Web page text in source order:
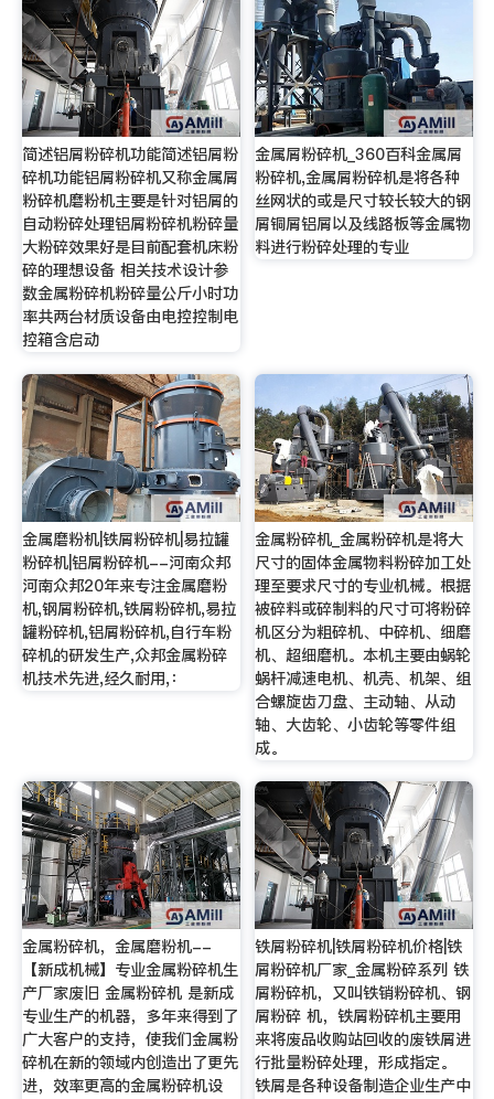
简述铝屑粉碎机功能简述铝屑粉
碎机功能铝屑粉碎机又称金属屑
粉碎机磨粉机主要是针对铝屑的
自动粉碎处理铝屑粉碎机粉碎量
大粉碎效果好是目前配套机床粉
碎的理想设备 相关技术设计参
数金属粉碎机粉碎量公斤小时功
率共两台材质设备由电控控制电
控箱含启动
金属屑粉碎机_360百科金属屑
粉碎机,金属屑粉碎机是将各种
丝网状的或是尺寸较长较大的钢
屑铜屑铝屑以及线路板等金属物
料进行粉碎处理的专业
金属磨粉机|铁屑粉碎机|易拉罐
粉碎机|铝屑粉碎机--河南众邦
河南众邦20年来专注金属磨粉
机,钢屑粉碎机,铁屑粉碎机,易拉
罐粉碎机,铝屑粉碎机,自行车粉
碎机的研发生产,众邦金属粉碎
机技术先进,经久耐用,：
金属粉碎机_金属粉碎机是将大
尺寸的固体金属物料粉碎加工处
理至要求尺寸的专业机械。根据
被碎料或碎制料的尺寸可将粉碎
机区分为粗碎机、中碎机、细磨
机、超细磨机。本机主要由蜗轮
蜗杆减速电机、机壳、机架、组
合螺旋齿刀盘、主动轴、从动
轴、大齿轮、小齿轮等零件组
成。
金属粉碎机，金属磨粉机--
【新成机械】专业金属粉碎机生
产厂家废旧 金属粉碎机 是新成
专业生产的机器，多年来得到了
广大客户的支持，使我们金属粉
碎机在新的领域内创造出了更先
进，效率更高的金属粉碎机设
铁屑粉碎机|铁屑粉碎机价格|铁
屑粉碎机厂家_金属粉碎系列 铁
屑粉碎机，又叫铁销粉碎机、钢
屑粉碎 机，铁屑粉碎机主要用
来将废品收购站回收的废铁屑进
行批量粉碎处理，形成指定。
铁屑是各种设备制造企业生产中